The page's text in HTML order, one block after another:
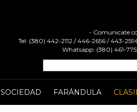
- Comunicate
Tel: (380) 442-2112 / 446-2656 / 443-
Whatsapp: (380) 461-
SOCIEDAD FARÁNDULA